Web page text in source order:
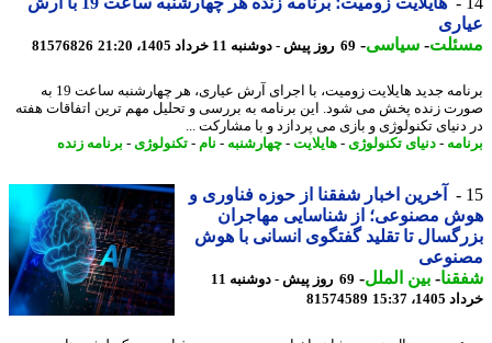
-سیاسی-69 روز پیش - دوشنبه 11 خرداد 1405، 21:20 81576826
برنامه جدید هایلایت زومیت، با اجرای آرش عیاری، هر چهارشنبه ساعت 19 به
زنده پخش می شود. این برنامه به بررسی و تحلیل مهم ترین اتفاقات هفته
تکنولوژی و بازی می پردازد و با مشارکت ...
-دنیای تکنولوژی-هایلایت-چهارشنبه-نام -تکنولوژی-برنامه زنده
آخرین اخبار شفقنا از حوزه فناوری و
مصنوعی؛ از شناسایی مهاجران
تا تقلید گفتگوی انسانی با هوش
-بین الملل-
69 روز پیش - دوشنبه 11
15:37
81574589